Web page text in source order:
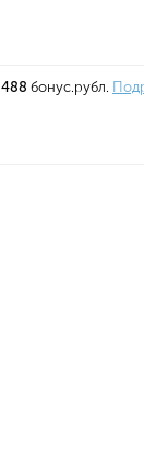
488 бонус.рубл.